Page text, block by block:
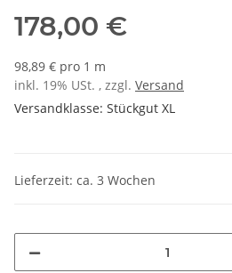
178,00 €
98,89 € pro 1 m
inkl. 19% USt. , zzgl. Versand
Versandklasse: Stückgut XL
Lieferzeit: ca. 3 Wochen